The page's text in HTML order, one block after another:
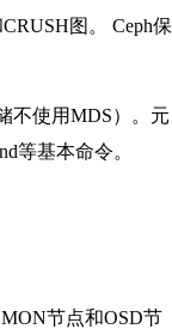
图。 Ceph保
不使用MDS）。元
等基本命令。
MON节点和OSD节